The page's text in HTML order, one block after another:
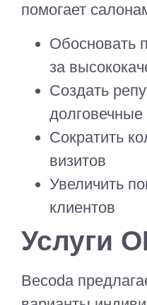
помогает
Обосновать
за
Создать
долговечные
Сократить
визитов
Увеличить
клиентов
Услуги
Becoda